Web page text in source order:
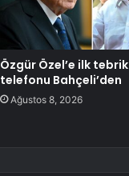
Özgür Özel’e ilk tebrik
telefonu Bahçeli’den
Ağustos 8, 2026